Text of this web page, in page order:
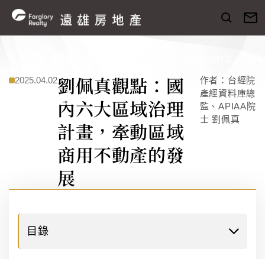
2025.04.02劉佩真觀點：國
內六大區域治理
計畫，牽動區域
商用不動產的發
展
作者：台經院
產經資料庫總
監、APIAA院
士 劉佩真
目錄